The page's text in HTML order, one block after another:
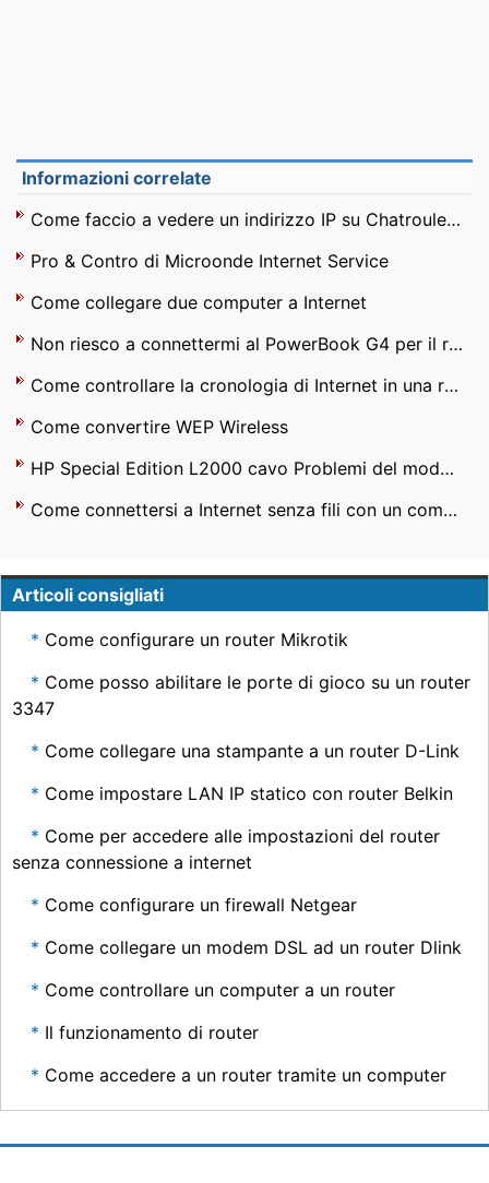
Informazioni correlate
Come faccio a vedere un indirizzo IP su Chatroulette ?
Pro & Contro di Microonde Internet Service
Come collegare due computer a Internet
Non riesco a connettermi al PowerBook G4 per il router Linksys WRT310N
Come controllare la cronologia di Internet in una rete
Come convertire WEP Wireless
HP Special Edition L2000 cavo Problemi del modem
Come connettersi a Internet senza fili con un computer portatile Sony
Articoli consigliati
Come configurare un router Mikrotik
Come posso abilitare le porte di gioco su un router
3347
Come collegare una stampante a un router D-Link
Come impostare LAN IP statico con router Belkin
Come per accedere alle impostazioni del router
senza connessione a internet
Come configurare un firewall Netgear
Come collegare un modem DSL ad un router Dlink
Come controllare un computer a un router
Il funzionamento di router
Come accedere a un router tramite un computer